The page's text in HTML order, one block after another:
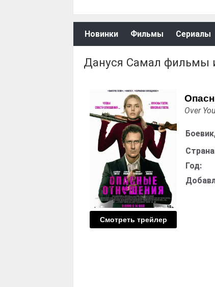
Новинки Фильмы Сериалы
Дануся Самал фильмы
Смотреть трейлер
Over
Год: